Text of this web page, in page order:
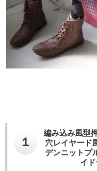
１
編み込み風型
穴レイヤード
デンニットプ
イ